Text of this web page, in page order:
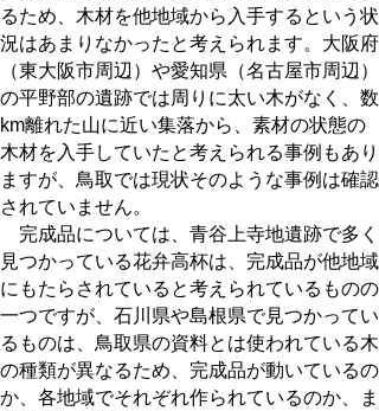
るため、木材を他地域から入手するという状
況はあまりなかったと考えられます。大阪府
（東大阪市周辺）や愛知県（名古屋市周辺）
の平野部の遺跡では周りに太い木がなく、数
km離れた山に近い集落から、素材の状態の
木材を入手していたと考えられる事例もあり
ますが、鳥取では現状そのような事例は確認
されていません。
完成品については、青谷上寺地遺跡で多く
見つかっている花弁高杯は、完成品が他地域
にもたらされていると考えられているものの
一つですが、石川県や島根県で見つかってい
るものは、鳥取県の資料とは使われている木
の種類が異なるため、完成品が動いているの
か、各地域でそれぞれ作られているのか、ま